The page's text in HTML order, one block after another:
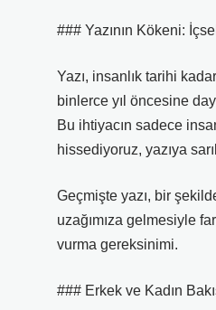
### Yazının Kökeni:
Yazı, insanlık tarihi
binlerce yıl öncesine
Bu ihtiyacın sadece
hissediyoruz, yazıya
Geçmişte yazı, bir
uzağımıza gelmesiyle
vurma gereksinimi.
### Erkek ve Kadın